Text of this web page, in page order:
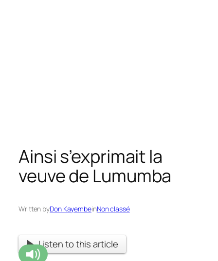
Ainsi s’exprimait la
veuve de Lumumba
Written byDon KayembeinNon classé
Listen to this article